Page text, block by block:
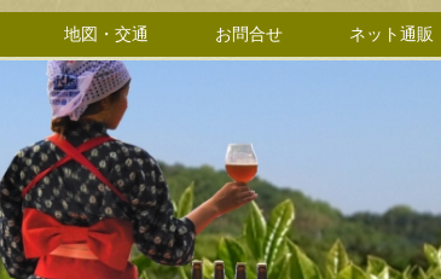
地図・交通 お問合せ ネット通販